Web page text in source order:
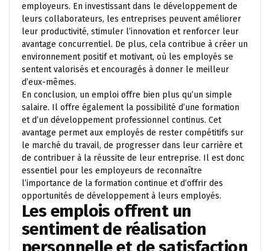
employeurs. En investissant dans le développement de
leurs collaborateurs, les entreprises peuvent améliorer
leur productivité, stimuler l’innovation et renforcer leur
avantage concurrentiel. De plus, cela contribue à créer un
environnement positif et motivant, où les employés se
sentent valorisés et encouragés à donner le meilleur
d’eux-mêmes.
En conclusion, un emploi offre bien plus qu’un simple
salaire. Il offre également la possibilité d’une formation
et d’un développement professionnel continus. Cet
avantage permet aux employés de rester compétitifs sur
le marché du travail, de progresser dans leur carrière et
de contribuer à la réussite de leur entreprise. Il est donc
essentiel pour les employeurs de reconnaître
l’importance de la formation continue et d’offrir des
opportunités de développement à leurs employés.
Les emplois offrent un
sentiment de réalisation